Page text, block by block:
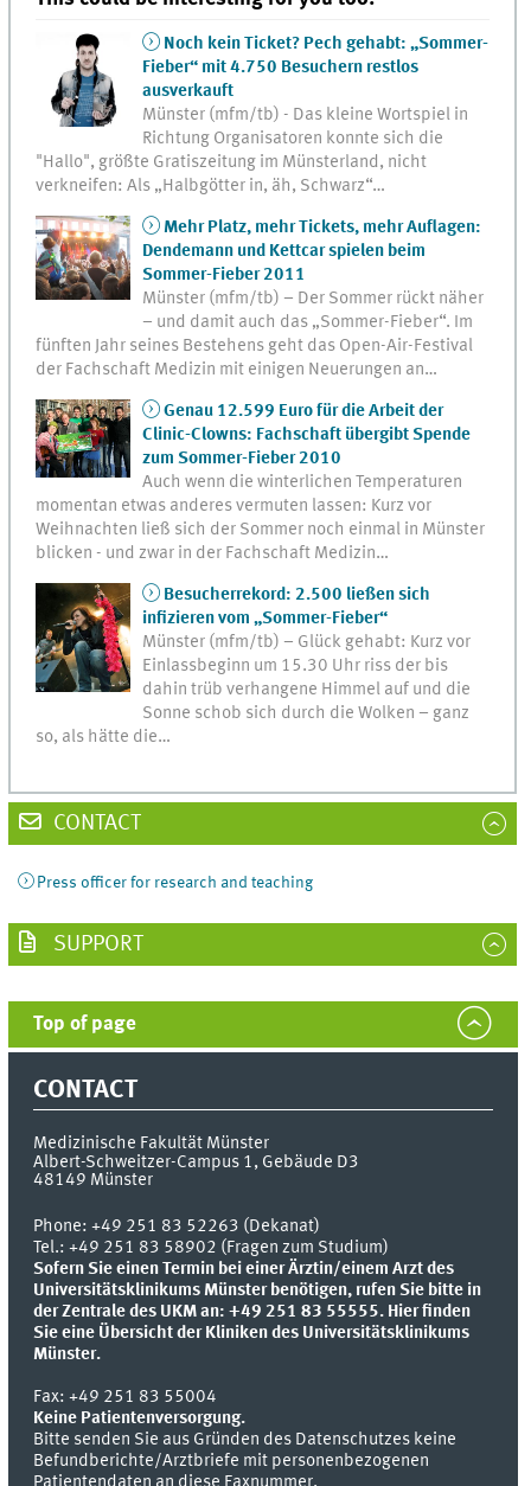
Noch kein Ticket? Pech gehabt: „Sommer-
Fieber“ mit 4.750 Besuchern restlos
ausverkauft
Münster (mfm/tb) - Das kleine Wortspiel in
Richtung Organisatoren konnte sich die
"Hallo", größte Gratiszeitung im Münsterland, nicht
verkneifen: Als „Halbgötter in, äh, Schwarz“…
Mehr Platz, mehr Tickets, mehr Auflagen:
Dendemann und Kettcar spielen beim
Sommer-Fieber 2011
Münster (mfm/tb) – Der Sommer rückt näher
– und damit auch das „Sommer-Fieber“. Im
fünften Jahr seines Bestehens geht das Open-Air-Festival
der Fachschaft Medizin mit einigen Neuerungen an…
Genau 12.599 Euro für die Arbeit der
Clinic-Clowns: Fachschaft übergibt Spende
zum Sommer-Fieber 2010
Auch wenn die winterlichen Temperaturen
momentan etwas anderes vermuten lassen: Kurz vor
Weihnachten ließ sich der Sommer noch einmal in Münster
blicken - und zwar in der Fachschaft Medizin…
Besucherrekord: 2.500 ließen sich
infizieren vom „Sommer-Fieber“
Münster (mfm/tb) – Glück gehabt: Kurz vor
Einlassbeginn um 15.30 Uhr riss der bis
dahin trüb verhangene Himmel auf und die
Sonne schob sich durch die Wolken – ganz
so, als hätte die…
CONTACT
Press officer for research and teaching
SUPPORT
Top of page
CONTACT
Medizinische Fakultät Münster
Albert-Schweitzer-Campus 1, Gebäude D3
48149 Münster
Phone:+49 251 83 52263 (Dekanat)
Tel.: +49 251 83 58902 (Fragen zum Studium)
Sofern Sie einen Termin bei einer Ärztin/einem Arzt des
Universitätsklinikums Münster benötigen, rufen Sie bitte in
der Zentrale des UKM an: +49 251 83 55555. Hier finden
Sie eine Übersicht der Kliniken des Universitätsklinikums
Münster.
Fax:+49 251 83 55004
Keine Patientenversorgung.
Bitte senden Sie aus Gründen des Datenschutzes keine
Befundberichte/Arztbriefe mit personenbezogenen
Patientendaten an diese Faxnummer.